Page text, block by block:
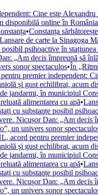
Cine este Alexandru
disponibilă online în România
•Constanța
Lansare de carte la Sinagoga
psihoactive în stațiunea
„Am decis împreună să
sonor spectaculos•În
premier independent:
și gust echilibrat, acum
jandarmi, în municipiul
alimentarea cu apă•
cu substanțe posibil
Nicușor Dan: „Am decis
un univers sonor
acord pentru premier
și gust echilibrat, acum
jandarmi, în municipiul
alimentarea cu apă•
cu substanțe posibil
Nicușor Dan: „Am decis
un univers sonor